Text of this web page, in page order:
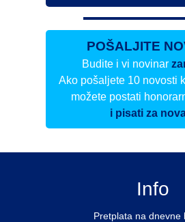
POŠALJITE
Budite i vi novinar
Ako pošaljete 10 novosti
možete postati
i pisati za
Info
Pretplata na dnevne